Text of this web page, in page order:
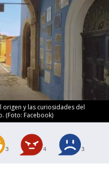
origen y las curiosidades del
(Foto: Facebook)
3 4 3